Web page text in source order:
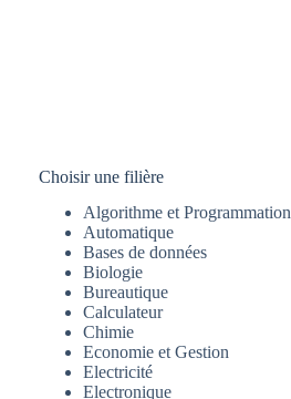
Choisir une filière
Algorithme et Programmation
Automatique
Bases de données
Biologie
Bureautique
Calculateur
Chimie
Economie et Gestion
Electricité
Electronique